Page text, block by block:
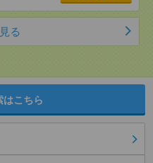
る
はこちら